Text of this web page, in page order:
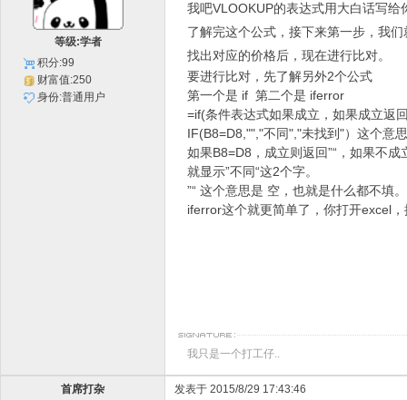
等级:学者
积分:99
财富值:250
身份:普通用户
我吧VLOOKUP的表达式用大白话写
了解完这个公式，接下来第一步，我
找出对应的价格后，现在进行比对。
要进行比对，先了解另外2个公式
第一个是 if 第二个是 iferror
=if(条件表达式如果成立，如果成立返
IF(B8=D8,"","不同","未找到"）这个意
如果B8=D8，成立则返回”“，如果不
就显示”不同“这2个字。
”“ 这个意思是 空，也就是什么都不填。
iferror这个就更简单了，你打开excel
我只是一个打工仔..
首席打杂 发表于 2015/8/29 17:43:46